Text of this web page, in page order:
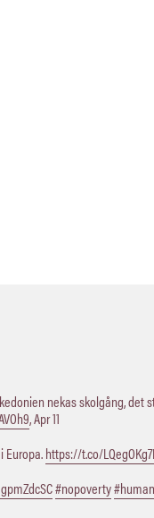
nekas skolgång,
,Apr 11
Europa.https://t.co/
#nopoverty